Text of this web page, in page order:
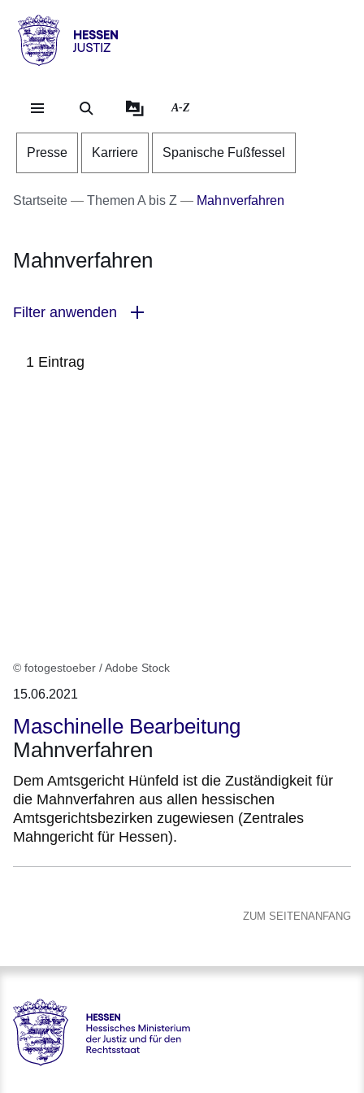
Hessen
Justiz
A-Z
Presse Karriere Spanische Fußfessel
Startseite Themen A bis Z Mahnverfahren
Mahnverfahren
Filter anwenden
1 Eintrag
© fotogestoeber / Adobe Stock
15.06.2021
Maschinelle Bearbeitung
Mahnverfahren
Dem Amtsgericht Hünfeld ist die Zuständigkeit für
die Mahnverfahren aus allen hessischen
Amtsgerichtsbezirken zugewiesen (Zentrales
Mahngericht für Hessen).
ZUM SEITENANFANG
Hessen - Hessisches Ministerium der Justiz und für den